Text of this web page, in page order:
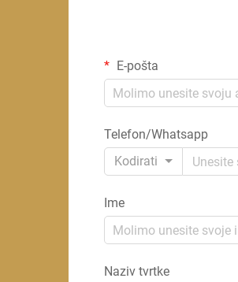
E-pošta
Telefon/Whatsapp
Kodirati
Ime
Naziv tvrtke